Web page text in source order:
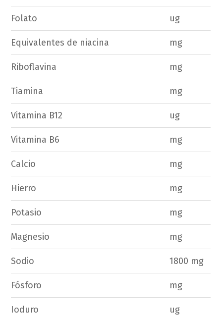
Folato ug
Equivalentes de niacina mg
Riboflavina mg
Tiamina mg
Vitamina B12 ug
Vitamina B6 mg
Calcio mg
Hierro mg
Potasio mg
Magnesio mg
Sodio 1800 mg
Fósforo mg
Ioduro ug